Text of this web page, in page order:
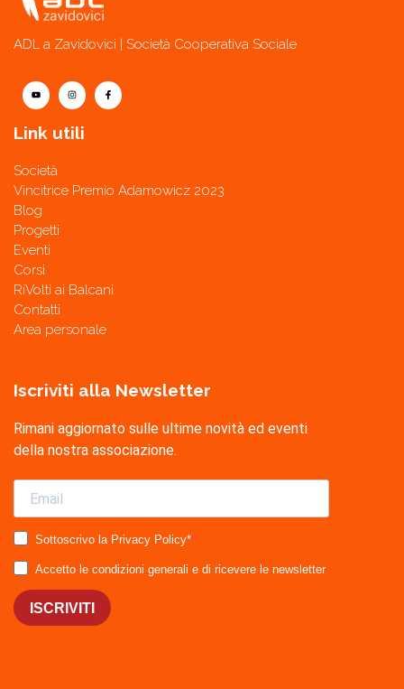
ADL a Zavidovici | Società Cooperativa Sociale
Link utili
Società
Vincitrice Premio Adamowicz 2023
Blog
Progetti
Eventi
Corsi
RiVolti ai Balcani
Contatti
Area personale
Iscriviti alla Newsletter
Rimani aggiornato sulle ultime novità ed eventi
della nostra associazione.
Sottoscrivo la Privacy Policy*
Accetto le condizioni generali e di ricevere le newsletter
ISCRIVITI